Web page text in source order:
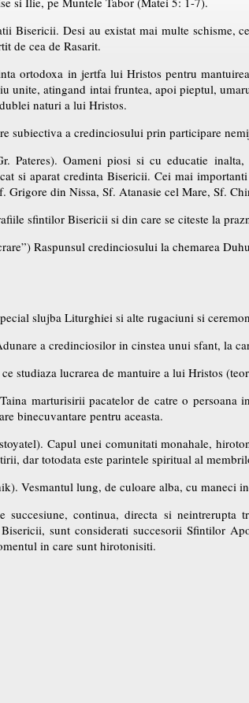
Bisericii. Desi au existat mai multe schisme,
de cea de Rasarit.
ortodoxa in jertfa lui Hristos pentru
unite, atingand intai fruntea, apoi pieptul,
naturi a lui Hristos.
subiectiva a credinciosului prin participare
Pateres). Oameni piosi si cu educatie
si aparat credinta Bisericii. Cei mai
Grigore din Nissa, Sf. Atanasie cel Mare, Sf.
sfintilor Bisericii si din care se citeste la
Raspunsul credinciosului la chemarea
slujba Liturghiei si alte rugaciuni si
a credinciosilor in cinstea unui sfant, la
studiaza lucrarea de mantuire a lui Hristos
marturisirii pacatelor de catre o
binecuvantare pentru aceasta.
Capul unei comunitati monahale,
dar totodata este parintele spiritual al
Vesmantul lung, de culoare alba, cu maneci
succesiune, continua, directa si neintrerupta
sunt considerati succesorii Sfintilor
in care sunt hirotonisiti.